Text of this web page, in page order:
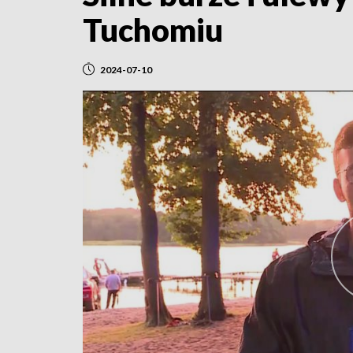
Tuchomiu
2024-07-10